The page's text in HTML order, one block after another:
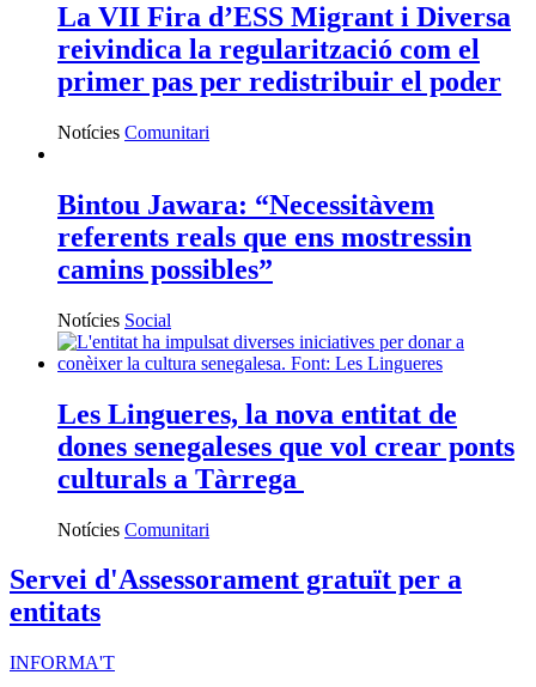
La VII Fira d’ESS Migrant i Diversa
reivindica la regularització com el
primer pas per redistribuir el poder
Notícies Comunitari
Bintou Jawara: “Necessitàvem
referents reals que ens mostressin
camins possibles”
Notícies Social
Les Lingueres, la nova entitat de
dones senegaleses que vol crear ponts
culturals a Tàrrega
Notícies Comunitari
Servei d'Assessorament gratuït per a
entitats
INFORMA'T